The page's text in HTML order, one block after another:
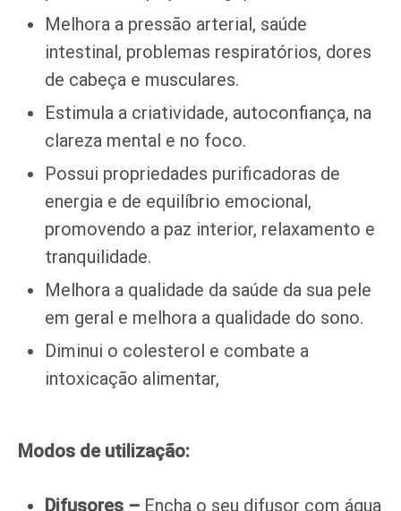
Melhora a pressão arterial, saúde
intestinal, problemas respiratórios, dores
de cabeça e musculares.
Estimula a criatividade, autoconfiança, na
clareza mental e no foco.
Possui propriedades purificadoras de
energia e de equilíbrio emocional,
promovendo a paz interior, relaxamento e
tranquilidade.
Melhora a qualidade da saúde da sua pele
em geral e melhora a qualidade do sono.
Diminui o colesterol e combate a
intoxicação alimentar,
Modos de utilização:
Difusores – Encha o seu difusor com água